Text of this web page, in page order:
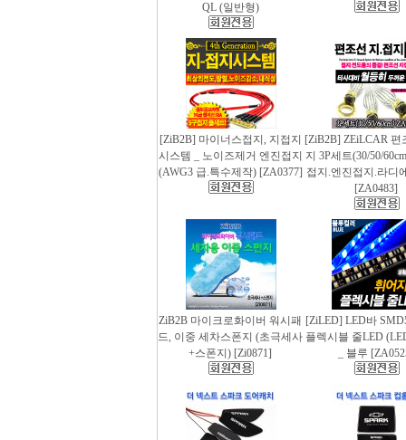
QL (일반형)
[ZiB2B] 마이너스접지, 지접지
시스템 _ 노이즈제거 엔진접지
(AWG3 급.특수제작) [ZA0377]
[ZiB2B] ZEiLCAR 편
지 3P세트(30/50/
접지.엔진접지.라디
[ZA0483]
ZiB2B 마이크로화이버 워시패
드, 이중 세차스폰지 (초극세사
+스폰지) [Zi0871]
[ZiLED] LED바
플렉시블 줄LED
_ 블루